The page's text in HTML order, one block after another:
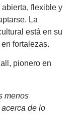
abierta, flexible y
La
está en su
fortalezas.
pionero en
menos
de lo